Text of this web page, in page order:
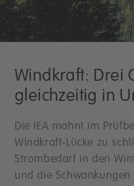
Windkraft: Drei
gleichzeitig in
Die IEA mahnt im
Windkraft-Lücke zu
Strombedarf in den
und die Schwankungen